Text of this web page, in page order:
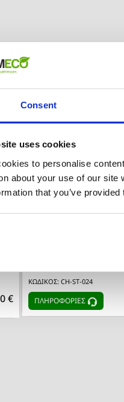
Consent
uses cookies
to personalise
about your use of our
that you’ve
€
ΚΩΔΙΚΟΣ: CH-ST-024
ΠΛΗΡΟΦΟΡΙΕΣ